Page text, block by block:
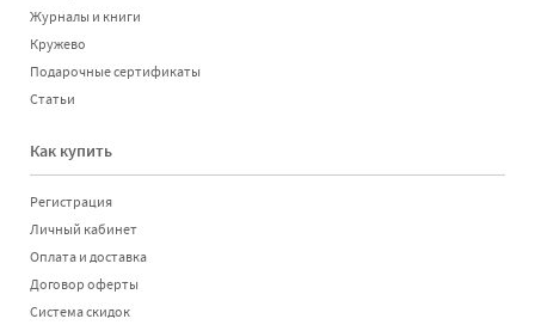
Журналы и книги
Кружево
Подарочные сертификаты
Статьи
Как купить
Регистрация
Личный кабинет
Оплата и доставка
Договор оферты
Система скидок